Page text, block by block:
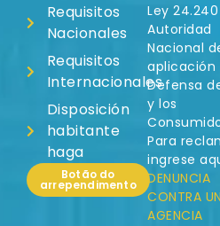
Requisitos
Nacionales
Requisitos
Internacionales
Disposición
habitante
haga
Botão do
arrependimento
Ley 24.240
Autoridad
Nacional
aplicación
Defensa
y los
Para
ingrese
DENUNCIA
CONTRA
AGENCIA